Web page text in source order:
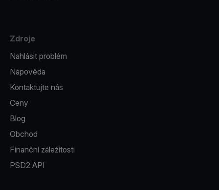
Zdroje
Nahlásit problém
Nápověda
Kontaktujte nás
Ceny
Blog
Obchod
Finanční záležitosti
PSD2 API